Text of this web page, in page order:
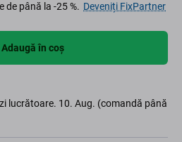
de până la -25 %. Deveniți FixPartner
Adaugă în coș
lucrătoare. 10. Aug. (comandă până